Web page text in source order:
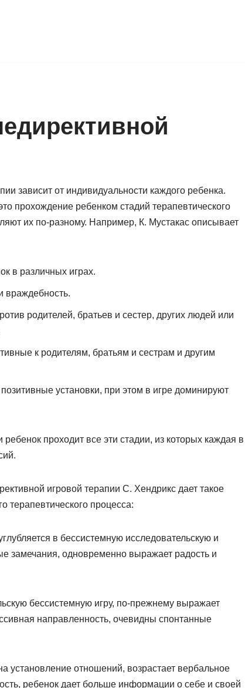
зависит от индивидуальности каждого ребенка.
прохождение ребенком стадий терапевтического
их по-разному. Например, К. Мустакас описывает
в различных играх.
враждебность.
родителей, братьев и сестер, других людей или
к родителям, братьям и сестрам и другим
установки, при этом в игре доминируют
проходит все эти стадии, из которых каждая в
игровой терапии С. Хендрикс дает такое
терапевтического процесса:
в бессистемную исследовательскую и
замечания, одновременно выражает радость и
бессистемную игру, по-прежнему выражает
направленность, очевидны спонтанные
установление отношений, возрастает вербальное
ребенок дает больше информации о себе и своей